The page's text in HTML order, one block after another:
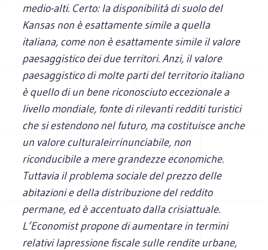
medio-alti. Certo: la disponibilità di suolo del
Kansas non è esattamente simile a quella
italiana, come non è esattamente simile il valore
paesaggistico dei due territori. Anzi, il valore
paesaggistico di molte parti del territorio italiano
è quello di un bene riconosciuto eccezionale a
livello mondiale, fonte di rilevanti redditi turistici
che si estendono nel futuro, ma costituisce anche
un valore culturaleirrinunciabile, non
riconducibile a mere grandezze economiche.
Tuttavia il problema sociale del prezzo delle
abitazioni e della distribuzione del reddito
permane, ed è accentuato dalla crisiattuale.
L’Economist propone di aumentare in termini
relativi lapressione fiscale sulle rendite urbane,